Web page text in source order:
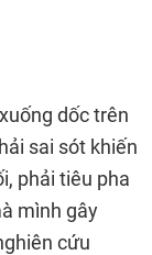
dốc trên
sai sót khiến
phải tiêu pha
mình gây
cứu